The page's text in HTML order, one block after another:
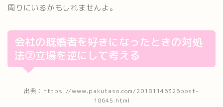
周りにいるかもしれませんよ。
会社の既婚者を好きになったときの対処
法②立場を逆にして考える
出典：https://www.pakutaso.com/20181146326post-
18645.html